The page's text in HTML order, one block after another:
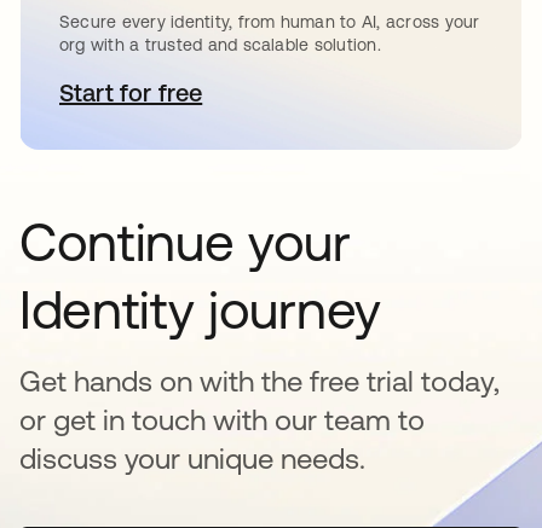
Secure every identity, from human to AI, across your
org with a trusted and scalable solution.
Start for freeabre em uma nova guia
Continue your
Identity journey
Get hands on with the free trial today,
or get in touch with our team to
discuss your unique needs.